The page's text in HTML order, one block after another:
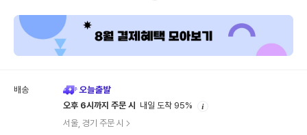
배송
오후 6시까지 주문 시
내일 도착 95%
서울, 경기 주문 시